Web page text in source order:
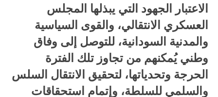
الاعتبار الجهود التي يبذلها المجلس
العسكري الانتقالي، والقوى السياسية
والمدنية السودانية، للتوصل إلى وفاق
وطني يُمكنهم من تجاوز تلك الفترة
الحرجة وتحدياتها، لتحقيق الانتقال السلس
والسلمي للسلطة، وإتمام استحقاقات